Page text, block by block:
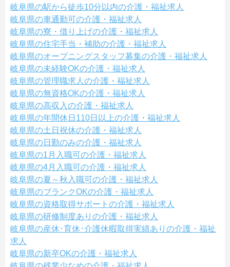
岐阜県の駅から徒歩10分以内の介護・福祉求人
岐阜県の車通勤可の介護・福祉求人
岐阜県の寮・借り上げの介護・福祉求人
岐阜県の住宅手当・補助の介護・福祉求人
岐阜県のオープニングスタッフ募集の介護・福祉求人
岐阜県の未経験OKの介護・福祉求人
岐阜県の管理職求人の介護・福祉求人
岐阜県の無資格OKの介護・福祉求人
岐阜県の高収入の介護・福祉求人
岐阜県の年間休日110日以上の介護・福祉求人
岐阜県の土日祝休の介護・福祉求人
岐阜県の日勤のみの介護・福祉求人
岐阜県の1月入職可の介護・福祉求人
岐阜県の4月入職可の介護・福祉求人
岐阜県の夏～秋入職可の介護・福祉求人
岐阜県のブランクOKの介護・福祉求人
岐阜県の資格取得サポートの介護・福祉求人
岐阜県の研修制度ありの介護・福祉求人
岐阜県の産休･育休･介護休暇取得実績ありの介護・福祉
求人
岐阜県の新卒OKの介護・福祉求人